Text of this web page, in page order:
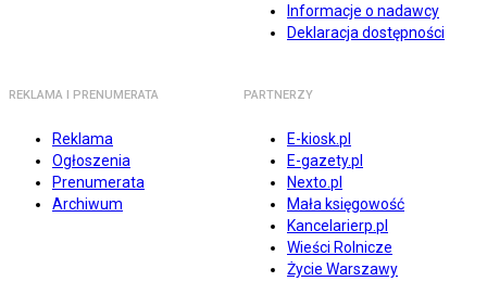
Informacje o nadawcy
Deklaracja dostępności
REKLAMA I PRENUMERATA
Reklama
Ogłoszenia
Prenumerata
Archiwum
PARTNERZY
E-kiosk.pl
E-gazety.pl
Nexto.pl
Mała księgowość
Kancelarierp.pl
Wieści Rolnicze
Życie Warszawy